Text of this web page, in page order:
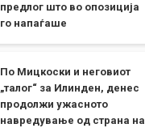
предлог што во опозиција
го напаѓаше
По Мицкоски и неговиот
„талог“ за Илинден, денес
продолжи ужасното
навредување од страна на